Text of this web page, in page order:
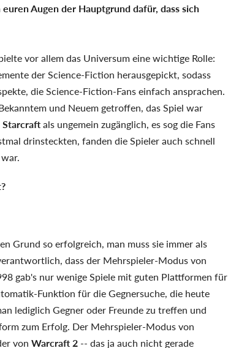
Augen der Hauptgrund dafür, dass sich
vor allem das Universum eine wichtige Rolle:
der Science-Fiction herausgepickt, sodass
die Science-Fiction-Fans einfach ansprachen.
und Neuem getroffen, das Spiel war
Starcraftals ungemein zugänglich, es sog die Fans
drinsteckten, fanden die Spieler auch schnell
war.
Grund so erfolgreich, man muss sie immer als
dass der Mehrspieler-Modus von
gab's nur wenige Spiele mit guten Plattformen für
Funktion für die Gegnersuche, die heute
lediglich Gegner oder Freunde zu treffen und
zum Erfolg. Der Mehrspieler-Modus von
von Warcraft 2 -- das ja auch nicht gerade